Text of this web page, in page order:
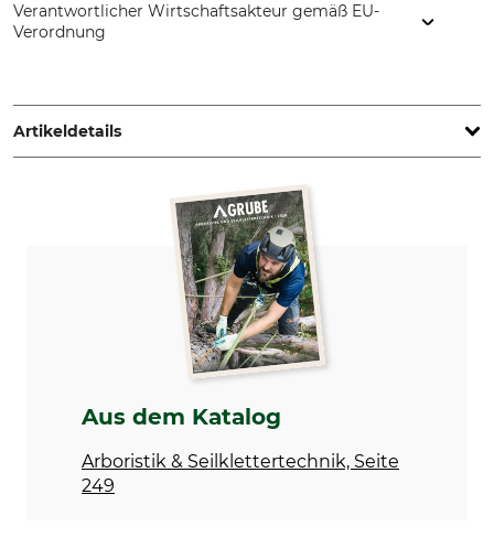
Verantwortlicher Wirtschaftsakteur gemäß EU-
Verordnung
www.grube.de
Artikeldetails
Produkttyp
Seilsack
Länge (innen)
30 cm
Höhe (innen)
35 cm
Aus dem Katalog
Arboristik & Seilklettertechnik, Seite
249